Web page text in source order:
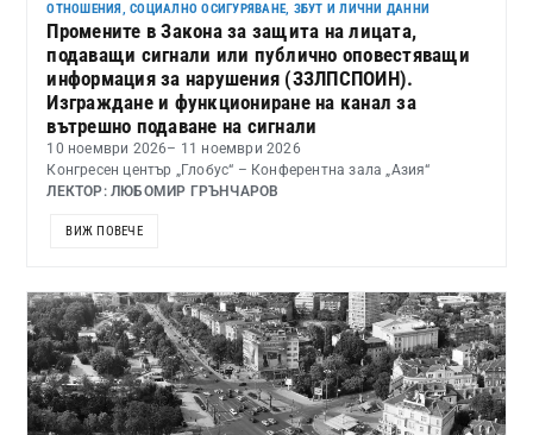
ОТНОШЕНИЯ, СОЦИАЛНО ОСИГУРЯВАНЕ, ЗБУТ И ЛИЧНИ ДАННИ
Промените в Закона за защита на лицата,
подаващи сигнали или публично оповестяващи
информация за нарушения (ЗЗЛПСПОИН).
Изграждане и функциониране на канал за
вътрешно подаване на сигнали
10 ноември 2026– 11 ноември 2026
Конгресен център „Глобус“ – Конферентна зала „Азия“
ЛЕКТОР: ЛЮБОМИР ГРЪНЧАРОВ
ВИЖ ПОВЕЧЕ